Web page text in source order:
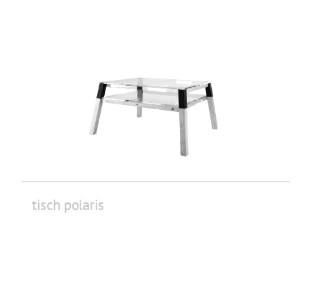
tisch polaris